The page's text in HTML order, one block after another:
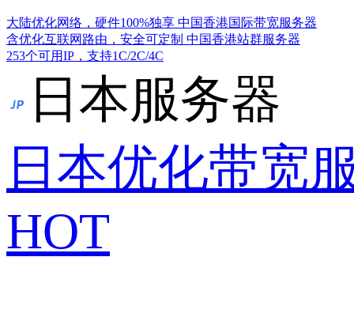
大陆优化网络，硬件100%独享 中国香港国际带宽服务器
含优化互联网路由，安全可定制 中国香港站群服务器
253个可用IP，支持1C/2C/4C
日本服务器
日本优化带宽
HOT